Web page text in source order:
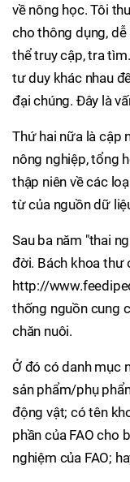
về nông học. Tôi
cho thông dụng,
thể truy cập, tra
tư duy khác nhau
đại chúng. Đây là
Thứ hai nữa là cập
nông nghiệp, tổng
thập niên về các
từ của nguồn dữ
Sau ba năm "thai
đời. Bách khoa thư
http://
thống nguồn cung
chăn nuôi.
Ở đó có danh mục
sản phẩm/phụ
động vật; có tên
phần của FAO cho
nghiệm của FAO;